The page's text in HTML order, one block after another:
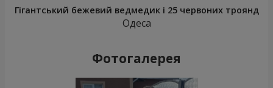
Гігантський бежевий ведмедик і 25 червоних троянд
Одеса
Фотогалерея